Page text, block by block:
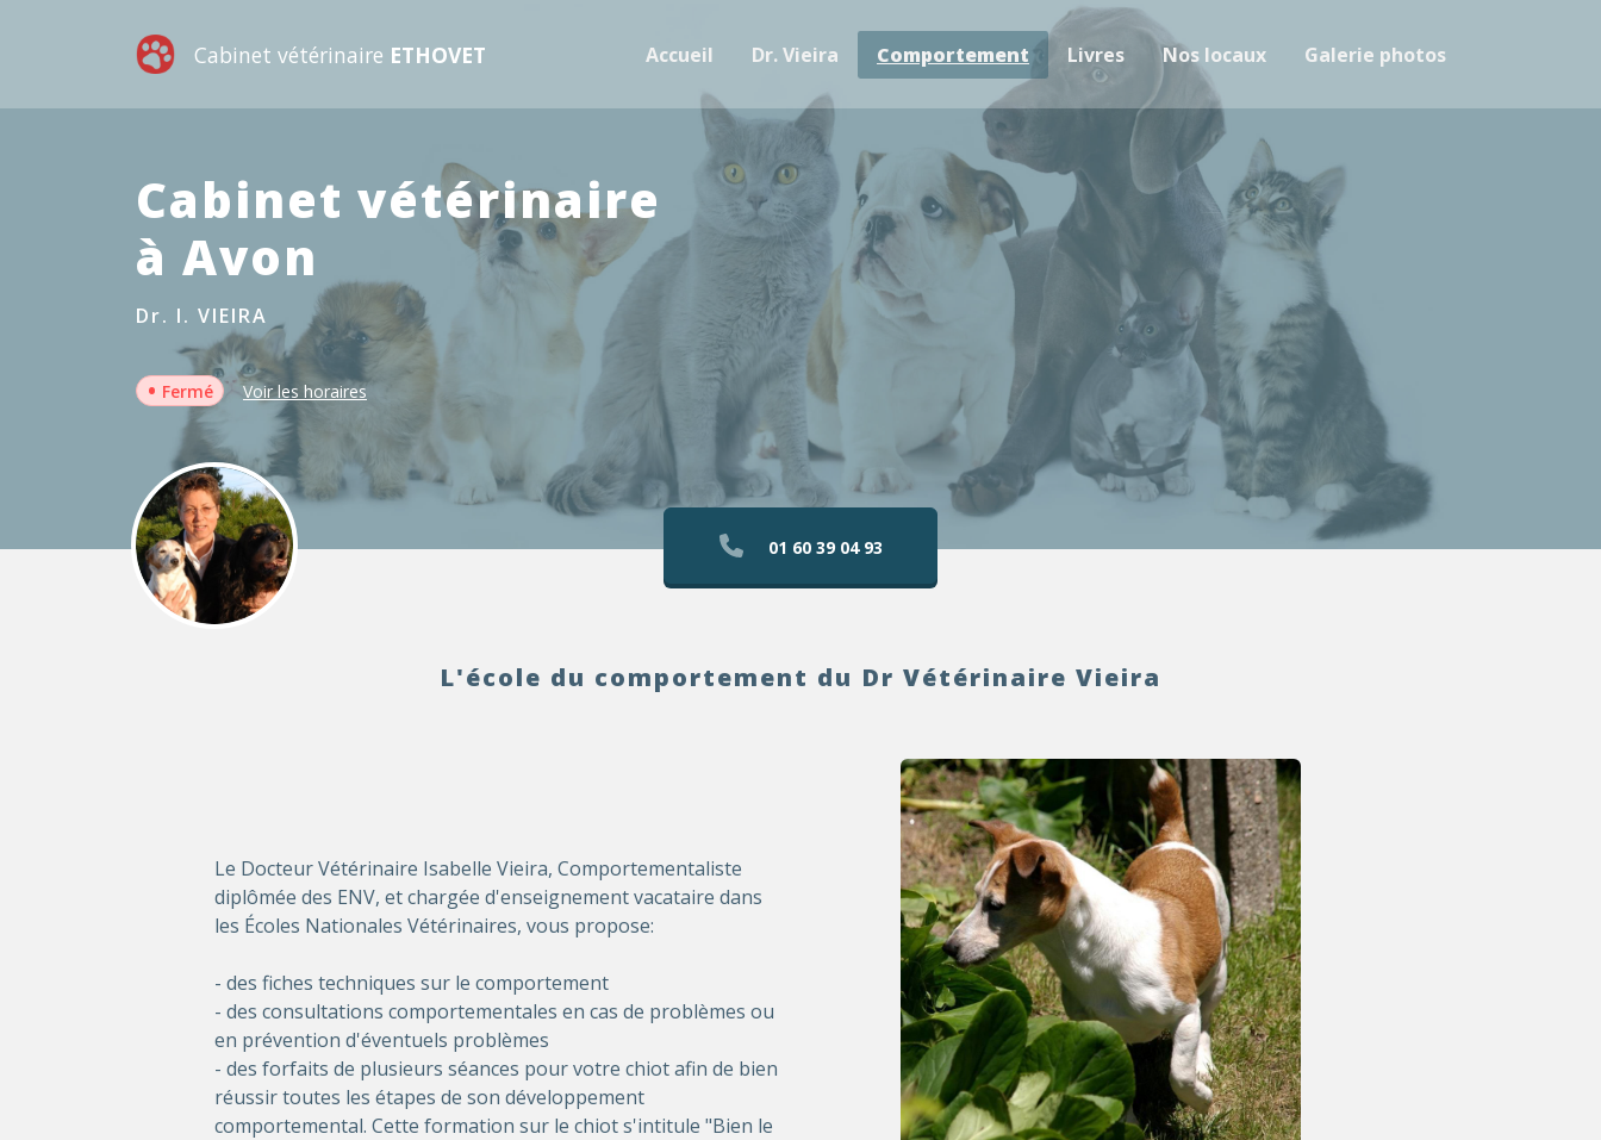
Cabinet vétérinaire ETHOVET Accueil Dr. Vieira Comportement Livres Nos locaux Galerie photos
Cabinet vétérinaire
à Avon
Dr. I. VIEIRA
• Fermé Voir les horaires
01 60 39 04 93
L'école du comportement du Dr Vétérinaire Vieira
Le Docteur Vétérinaire Isabelle Vieira, Comportementaliste
diplômée des ENV, et chargée d'enseignement vacataire dans
les Écoles Nationales Vétérinaires, vous propose:
- des fiches techniques sur le comportement
- des consultations comportementales en cas de problèmes ou
en prévention d'éventuels problèmes
- des forfaits de plusieurs séances pour votre chiot afin de bien
réussir toutes les étapes de son développement
comportemental. Cette formation sur le chiot s'intitule "Bien le